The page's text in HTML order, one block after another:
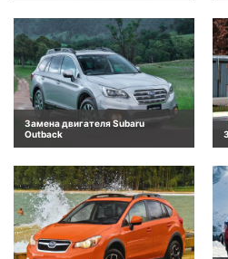
Замена двигателя Subaru
Outback